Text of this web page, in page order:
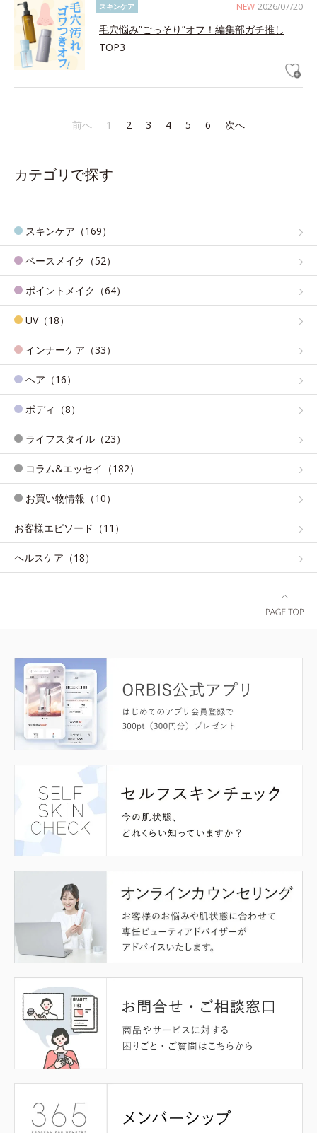
NEW 2026/07/20
スキンケア
毛穴悩み”ごっそり”オフ！編集部ガチ推し
TOP3
前へ 1 2 3 4 5 6 次へ
カテゴリで探す
スキンケア（169）
ベースメイク（52）
ポイントメイク（64）
UV（18）
インナーケア（33）
ヘア（16）
ボディ（8）
ライフスタイル（23）
コラム&エッセイ（182）
お買い物情報（10）
お客様エピソード（11）
ヘルスケア（18）